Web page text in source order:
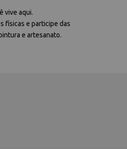
vive aqui.
físicas e participe das
e artesanato.